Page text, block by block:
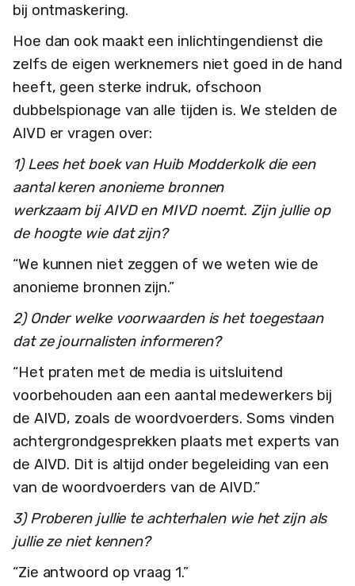
bij ontmaskering.
Hoe dan ook maakt een inlichtingendienst die
zelfs de eigen werknemers niet goed in de hand
heeft, geen sterke indruk, ofschoon
dubbelspionage van alle tijden is. We stelden de
AIVD er vragen over:
1) Lees het boek van Huib Modderkolk die een
aantal keren anonieme bronnen
werkzaam bij AIVD en MIVD noemt. Zijn jullie op
de hoogte wie dat zijn?
“We kunnen niet zeggen of we weten wie de
anonieme bronnen zijn.”
2) Onder welke voorwaarden is het toegestaan
dat ze journalisten informeren?
“Het praten met de media is uitsluitend
voorbehouden aan een aantal medewerkers bij
de AIVD, zoals de woordvoerders. Soms vinden
achtergrondgesprekken plaats met experts van
de AIVD. Dit is altijd onder begeleiding van een
van de woordvoerders van de AIVD.”
3) Proberen jullie te achterhalen wie het zijn als
jullie ze niet kennen?
“Zie antwoord op vraag 1.”